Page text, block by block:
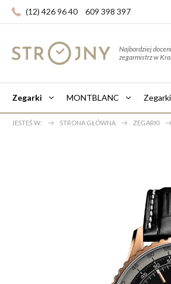
(12) 426 96 40 609 398 397
Najbardziej
zegarmistrz w
Zegarki MONTBLANC
JESTEŚ W: STRONA GŁÓWNA ZEGARKI